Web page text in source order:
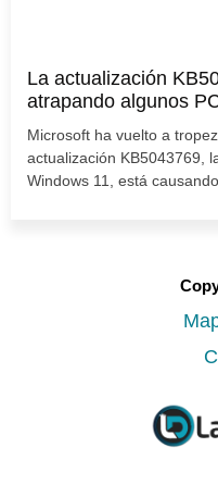
La actualización
atrapando algunos
Microsoft ha vuelto a
actualización KB5043769,
Windows 11, está causando